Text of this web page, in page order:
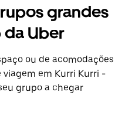
grandes
da Uber
ou de acomodações
viagem em Kurri Kurri -
grupo a chegar